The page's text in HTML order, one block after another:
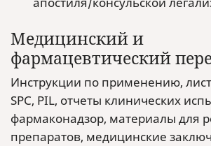
Медицинский и
фармацевтический
Инструкции по применению,
SPC, PIL, отчеты клинических
фармаконадзор, материалы для
препаратов, медицинские